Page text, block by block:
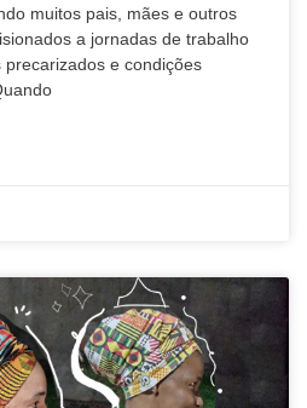
muitos pais, mães e outros
a jornadas de trabalho
e condições